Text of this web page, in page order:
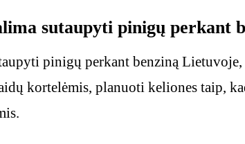
sutaupyti pinigų perkant
pinigų perkant benziną
kortelėmis, planuoti keliones taip,